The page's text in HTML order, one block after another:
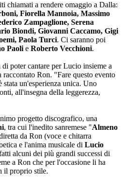
chiamati a rendere omaggio a Dalla:
Fiorella Mannoia, Massimo
Zampaglione, Serena
Biondi, Giovanni Caccamo, Gigi
Paola Turci. Ci saranno poi
Paoli e Roberto Vecchioni.
poter cantare per Lucio insieme a
Ron. "Fare questo evento
un'esperienza unica. Uno
all'insegna della leggerezza,
progetto discografico, una
, tra cui l'inedito sanremese "Almeno
da Ron (voce e chitarra
e l'anima musicale di Lucio
alcuni dei più grandi successi di
a Ron che per l'occasione li ha
il proprio stile.